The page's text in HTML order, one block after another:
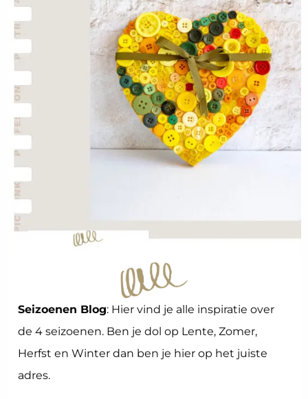
Seizoenen Blog: Hier vind je alle inspiratie over
de 4 seizoenen. Ben je dol op Lente, Zomer,
Herfst en Winter dan ben je hier op het juiste
adres.